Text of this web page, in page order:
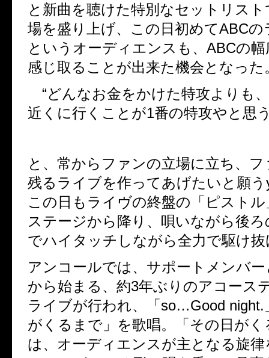
と新曲を聴けた特別なセットリス
場を盛り上げ、この日初めてABC
というオーディエンスも、ABCの
感じ取ることが出来た機会となった
“どんなお金をかけた特攻よりも
近くに行くことが1番の特攻やと
と、常からファンの立場に立ち、
残るライブを作ってあげたいと願
この日もライヴの終盤の「ピスト
ステージから降り、唄いながら後
でハイタッチしながら全力で駆け
アンコールでは、サポートメンバ
から始まる、約3年ぶりのアコース
ライブが行われ、「so…Good night.
がくるまで」を歌唱。「その日が
は、オーディエンスが主となる旋